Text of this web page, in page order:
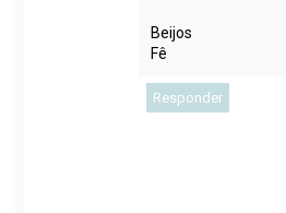
Beijos
Fê
Responder